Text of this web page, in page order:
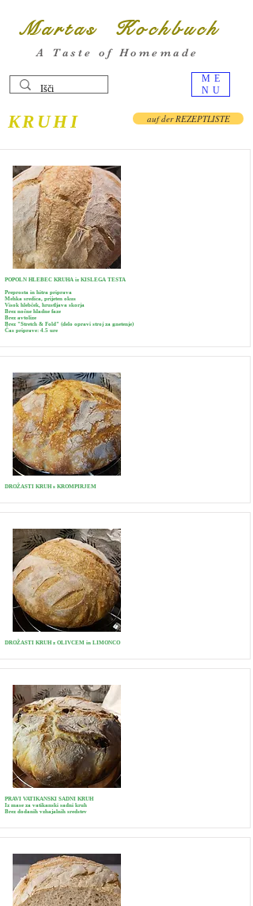
ME
NU
Martas Kochbuch
A Taste of Homemade
KRUHI auf der REZEPTLISTE
POPOLN HLEBEC KRUHA iz KISLEGA TESTA
Preprosta in hitra priprava
Mehka sredica, prijeten okus
Visok hlebček, hrustljava skorja
Brez nočne hladne faze
Brez avtolize
Brez "Stretch & Fold" (delo opravi stroj za gnetenje)
Čas priprave: 4.5 ure
DROŽASTI KRUH s KROMPIRJEM
DROŽASTI KRUH z OLIVCEM in LIMONCO
PRAVI VATIKANSKI SADNI KRUH
Iz mase za vatikanski sadni kruh
Brez dodanih vzhajalnih sredstev